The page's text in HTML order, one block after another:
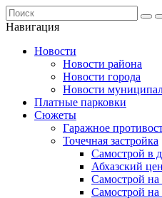
Навигация
Новости
Новости района
Новости города
Новости
Платные парковки
Сюжеты
Гаражное
Точечная застройка
Самострой в
Абхазский
Самострой
Самострой